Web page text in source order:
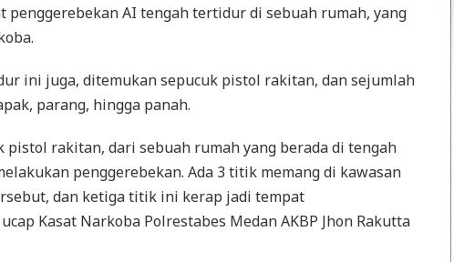
penggerebekan AI tengah tertidur di sebuah rumah, yang
ini juga, ditemukan sepucuk pistol rakitan, dan sejumlah
parang, hingga panah.
pistol rakitan, dari sebuah rumah yang berada di tengah
penggerebekan. Ada 3 titik memang di kawasan
dan ketiga titik ini kerap jadi tempat
Kasat Narkoba Polrestabes Medan AKBP Jhon Rakutta